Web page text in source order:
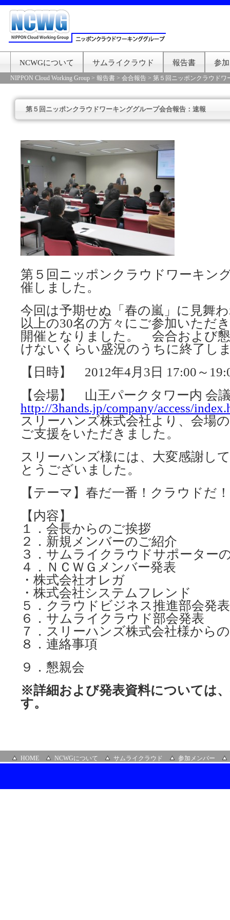
NCWGについて サムライクラウド 報告書 参
NIPPON Cloud Working Group > 報告書 > 会合報告 > 第５回ニッポンクラウドワ
第５回ニッポンクラウドワーキンググループ会合報告：速報
第５回ニッポンクラウドワーキン
催しました。
今回は予期せぬ「春の嵐」に見舞
以上の30名の方々にご参加いただき
開催となりました。 会合および
けないくらい盛況のうちに終了し
【日時】 2012年4月3日 17:00～
【会場】 山王パークタワー内 会
http://3hands.jp/company/access/
スリーハンズ株式会社より、会場
ご支援をいただきました。
スリーハンズ様には、大変感謝し
とうございました。
【テーマ】春だ一番！クラウドだ！
【内容】
１．会長からのご挨拶
２．新規メンバーのご紹介
３．サムライクラウドサポーター
４．ＮＣＷＧメンバー発表
・株式会社オレガ
・株式会社システムフレンド
５．クラウドビジネス推進部会発表
６．サムライクラウド部会発表
７．スリーハンズ株式会社様から
８．連絡事項
９．懇親会
※詳細および発表資料については
す。
HOME NCWGについて サムライクラウド 参加メンバー